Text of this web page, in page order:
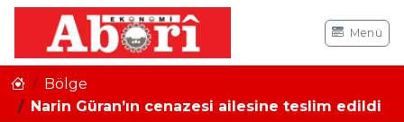
Menü
Bölge
Narin Güran’ın cenazesi ailesine teslim edildi